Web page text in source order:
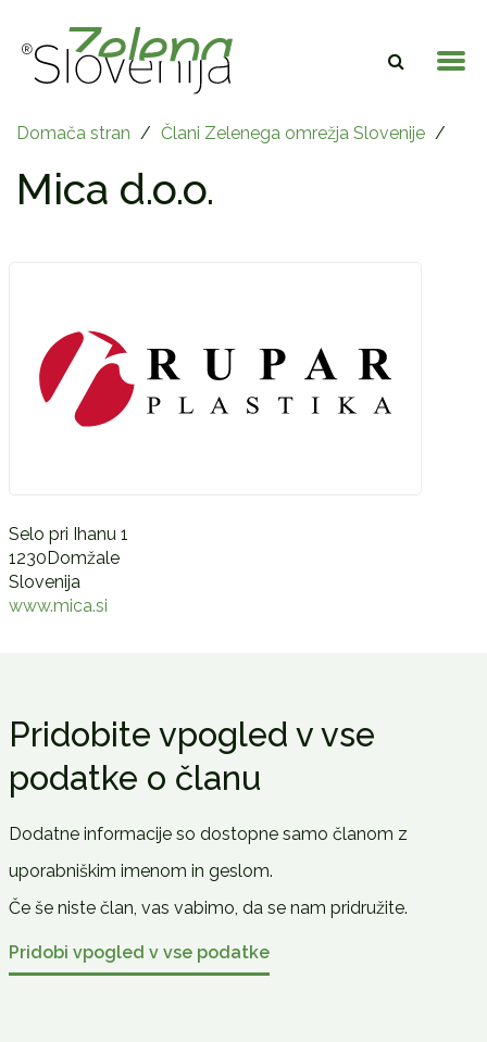
Domača stran / Člani Zelenega omrežja Slovenije /
Mica d.o.o.
Selo pri Ihanu 1
1230Domžale
Slovenija
www.mica.si
Pridobite vpogled v vse
podatke o članu
Dodatne informacije so dostopne samo članom z
uporabniškim imenom in geslom.
Če še niste član, vas vabimo, da se nam pridružite.
Pridobi vpogled v vse podatke